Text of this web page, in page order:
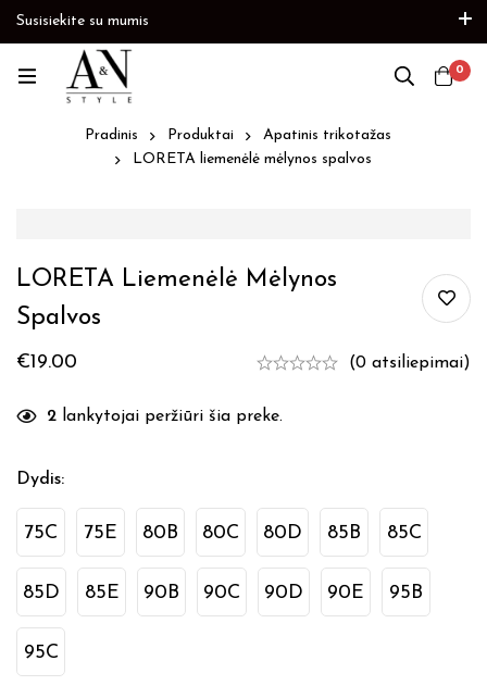
Susisiekite su mumis
Paskubėkite
0
Pradinis Produktai
Apatinis trikotažas
LORETA liemenėlė mėlynos spalvos
LORETA Liemenėlė Mėlynos
Spalvos
€19.00 (0 atsiliepimai)
2 lankytojai peržiūri šia preke.
Dydis:
75C 75E 80B 80C 80D 85B 85C
85D 85E 90B 90C 90D 90E 95B
95C